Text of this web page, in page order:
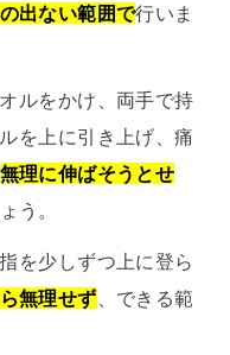
出ない範囲で行いま
ルをかけ、両手で持
を上に引き上げ、痛
無理に伸ばそうとせ
う。
を少しずつ上に登ら
無理せず 、できる範